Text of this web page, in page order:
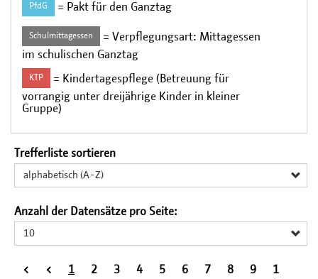
PfdG = Pakt für den Ganztag
Schulmittagessen
= Verpflegungsart: Mittagessen
im schulischen Ganztag
KTP
= Kindertagespflege (Betreuung für
vorrangig unter dreijährige Kinder in kleiner
Gruppe)
Trefferliste sortieren
alphabetisch (A-Z)
Anzahl der Datensätze pro Seite:
10
<
< 1 2 3 4 5 6 7 8 9
1